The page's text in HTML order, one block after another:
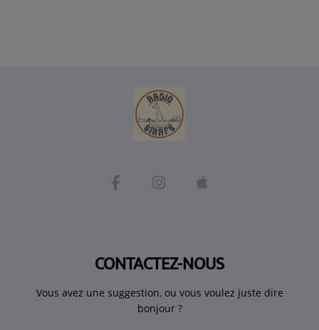
CONTACTEZ-NOUS
Vous avez une suggestion, ou vous voulez juste dire
bonjour ?